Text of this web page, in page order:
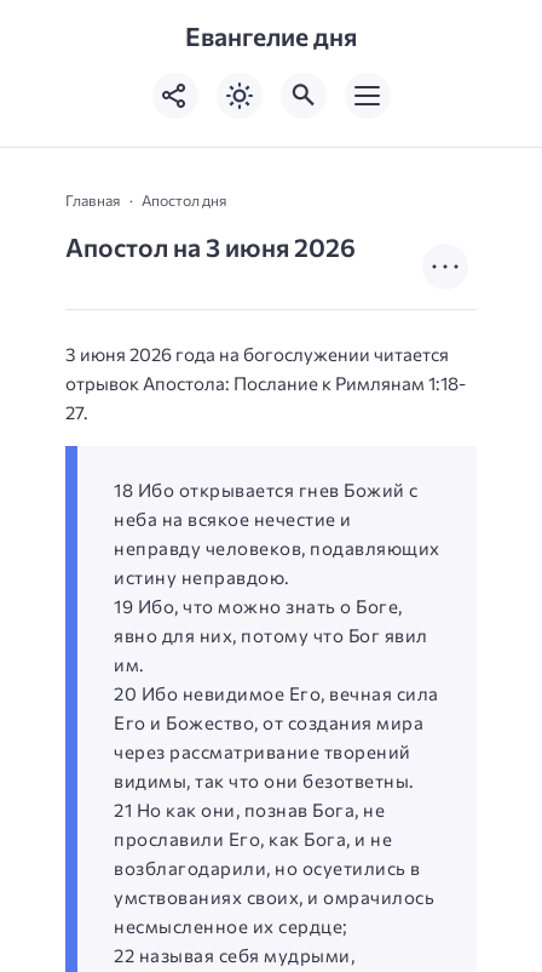
Евангелие дня
Главная Апостол дня
Апостол на 3 июня 2026
3 июня 2026 года на богослужении читается
отрывок Апостола: Послание к Римлянам 1:18-
27.
18 Ибо открывается гнев Божий с
неба на всякое нечестие и
неправду человеков, подавляющих
истину неправдою.
19 Ибо, что можно знать о Боге,
явно для них, потому что Бог явил
им.
20 Ибо невидимое Его, вечная сила
Его и Божество, от создания мира
через рассматривание творений
видимы, так что они безответны.
21 Но как они, познав Бога, не
прославили Его, как Бога, и не
возблагодарили, но осуетились в
умствованиях своих, и омрачилось
несмысленное их сердце;
22 называя себя мудрыми,